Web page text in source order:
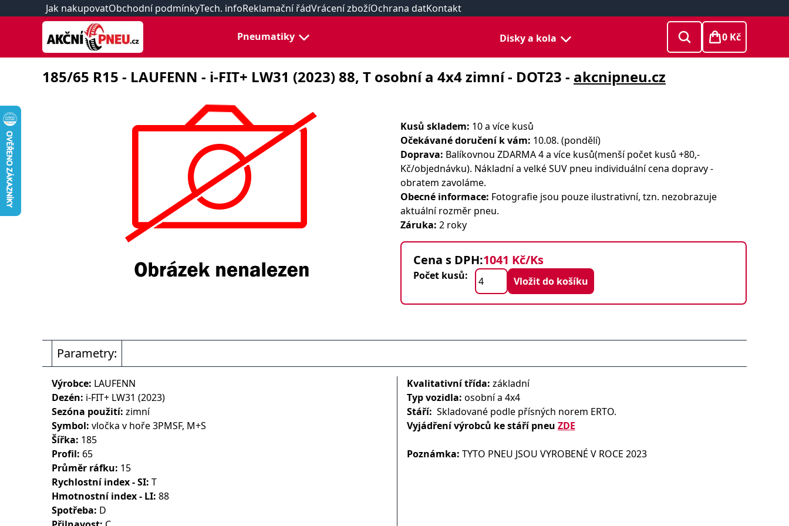
Jak nakupovatObchodní podmínkyTech. infoReklamační řádVrácení zbožíOchrana datKontakt
Pneumatiky Disky a kola 0 Kč
185/65 R15 - LAUFENN - i-FIT+ LW31 (2023) 88, T osobní a 4x4 zimní - DOT23 - akcnipneu.cz
Kusů skladem: 10 a více kusů
Očekávané doručení k vám: 10.08. (pondělí)
Doprava: Balíkovnou ZDARMA 4 a více kusů(menší počet kusů +80,-
Kč/objednávku). Nákladní a velké SUV pneu individuální cena dopravy -
obratem zavoláme.
Obecné informace: Fotografie jsou pouze ilustrativní, tzn. nezobrazuje
aktuální rozměr pneu.
Záruka: 2 roky
Cena s DPH:1041 Kč/Ks
Počet kusů: Vložit do košíku
Parametry:
Výrobce: LAUFENN
Dezén: i-FIT+ LW31 (2023)
Sezóna použití: zimní
Symbol: vločka v hoře 3PMSF, M+S
Šířka: 185
Profil: 65
Průměr ráfku: 15
Rychlostní index - SI: T
Hmotnostní index - LI: 88
Spotřeba: D
Kvalitativní třída: základní
Typ vozidla: osobní a 4x4
Stáří: Skladované podle přísných norem ERTO.
Vyjádření výrobců ke stáří pneu ZDE
Poznámka: TYTO PNEU JSOU VYROBENÉ V ROCE 2023